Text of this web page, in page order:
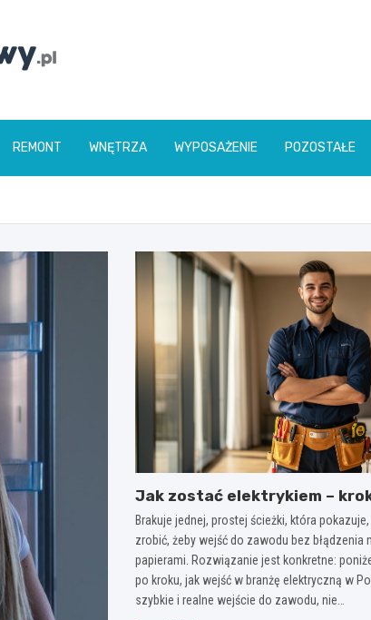
REMONT WNĘTRZA WYPOSAŻENIE POZOSTAŁE
Jak zostać elektrykiem –
Brakuje jednej, prostej ścieżki, która
zrobić, żeby wejść do zawodu bez błądzenia
papierami. Rozwiązanie jest konkretne:
po kroku, jak wejść w branżę elektryczną w
szybkie i realne wejście do zawodu, nie…